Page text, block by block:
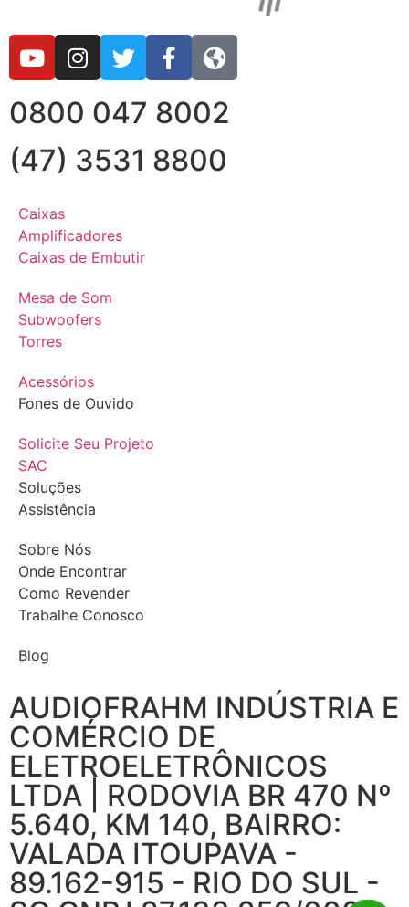
0800 047 8002
(47) 3531 8800
Caixas
Amplificadores
Caixas de Embutir
Mesa de Som
Subwoofers
Torres
Acessórios
Fones de Ouvido
Solicite Seu Projeto
SAC
Soluções
Assistência
Sobre Nós
Onde Encontrar
Como Revender
Trabalhe Conosco
Blog
AUDIOFRAHM INDÚSTRIA E
COMÉRCIO DE
ELETROELETRÔNICOS
LTDA | RODOVIA BR 470 Nº
5.640, KM 140, BAIRRO:
VALADA ITOUPAVA -
89.162-915 - RIO DO SUL -